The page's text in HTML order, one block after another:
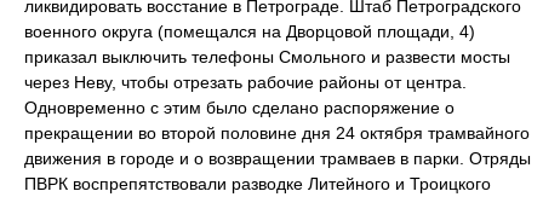
ликвидировать восстание в Петрограде. Штаб Петроградского
военного округа (помещался на Дворцовой площади, 4)
приказал выключить телефоны Смольного и развести мосты
через Неву, чтобы отрезать рабочие районы от центра.
Одновременно с этим было сделано распоряжение о
прекращении во второй половине дня 24 октября трамвайного
движения в городе и о возвращении трамваев в парки. Отряды
ПВРК воспрепятствовали разводке Литейного и Троицкого